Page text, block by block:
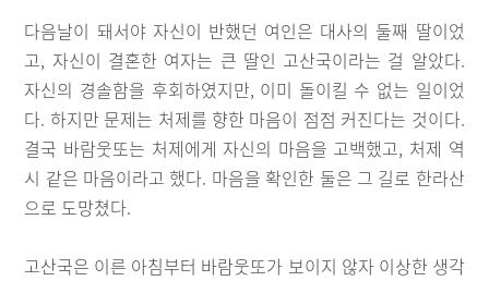
다음날이 돼서야 자신이 반했던 여인은 대사의 둘째 딸이었
고, 자신이 결혼한 여자는 큰 딸인 고산국이라는 걸 알았다.
자신의 경솔함을 후회하였지만, 이미 돌이킬 수 없는 일이었
다. 하지만 문제는 처제를 향한 마음이 점점 커진다는 것이다.
결국 바람웃또는 처제에게 자신의 마음을 고백했고, 처제 역
시 같은 마음이라고 했다. 마음을 확인한 둘은 그 길로 한라산
으로 도망쳤다.
고산국은 이른 아침부터 바람웃또가 보이지 않자 이상한 생각